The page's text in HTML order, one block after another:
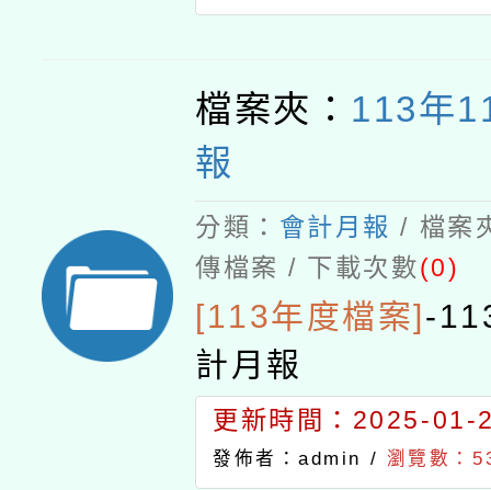
檔案夾： 113年
報
分類： 會計月報 / 檔案
傳檔案 / 下載次數(0)
[113年度檔案]-
計月報
更新時間：2025-01-
發佈者：admin / 瀏覽數：